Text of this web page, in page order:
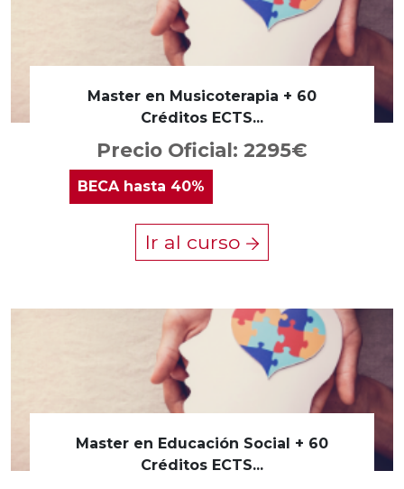
Master en Musicoterapia + 60
Créditos ECTS...
Precio Oficial: 2295€
BECA hasta 40%
Ir al curso
Master en Educación Social + 60
Créditos ECTS...